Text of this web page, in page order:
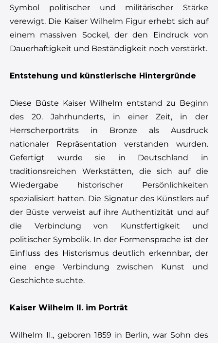
Symbol politischer und militärischer Stärke
verewigt. Die Kaiser Wilhelm Figur erhebt sich auf
einem massiven Sockel, der den Eindruck von
Dauerhaftigkeit und Beständigkeit noch verstärkt.
Entstehung und künstlerische Hintergründe
Diese Büste Kaiser Wilhelm entstand zu Beginn
des 20. Jahrhunderts, in einer Zeit, in der
Herrscherporträts in Bronze als Ausdruck
nationaler Repräsentation verstanden wurden.
Gefertigt wurde sie in Deutschland in
traditionsreichen Werkstätten, die sich auf die
Wiedergabe historischer Persönlichkeiten
spezialisiert hatten. Die Signatur des Künstlers auf
der Büste verweist auf ihre Authentizität und auf
die Verbindung von Kunstfertigkeit und
politischer Symbolik. In der Formensprache ist der
Einfluss des Historismus deutlich erkennbar, der
eine enge Verbindung zwischen Kunst und
Geschichte suchte.
Kaiser Wilhelm II. im Porträt
Wilhelm II., geboren 1859 in Berlin, war Sohn des